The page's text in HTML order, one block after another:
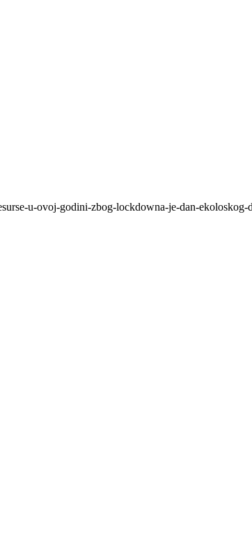
u-ovoj-godini-zbog-lockdowna-je-dan-ekoloskog-